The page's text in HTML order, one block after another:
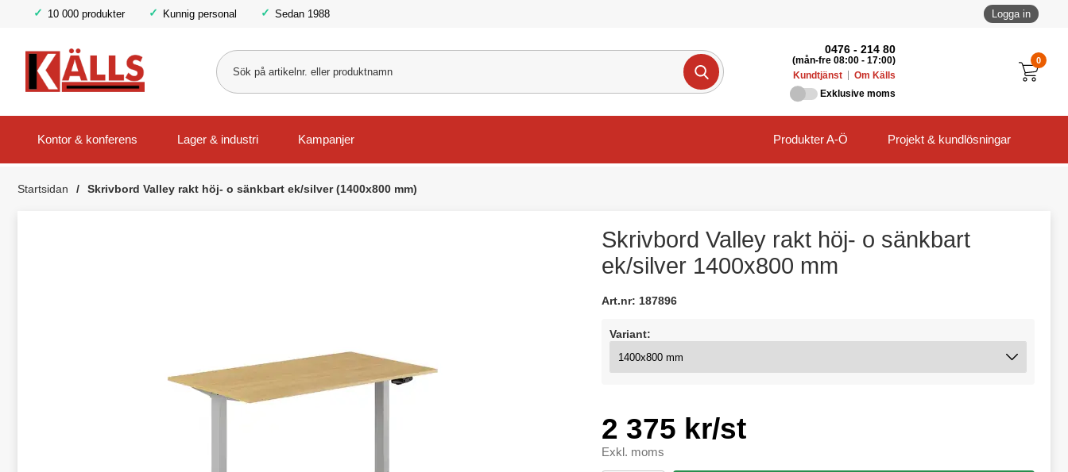
10 000 produkter Kunnig personal Sedan 1988 Logga in
0
0476 - 214 80
(mån-fre 08:00 - 17:00)
Kundtjänst
Om Källs
Exklusive moms
Kontor & konferens Lager & industri Kampanjer Produkter A-Ö Projekt & kundlösningar
Startsidan Skrivbord Valley rakt höj- o sänkbart ek/silver (1400x800 mm)
Skrivbord Valley rakt höj- o sänkbart
ek/silver 1400x800 mm
Art.nr: 187896
Variant:
2 375 kr/st
Exkl. moms